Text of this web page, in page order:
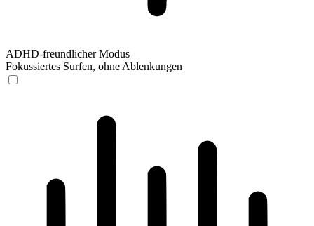
ADHD-freundlicher Modus
Fokussiertes Surfen, ohne Ablenkungen